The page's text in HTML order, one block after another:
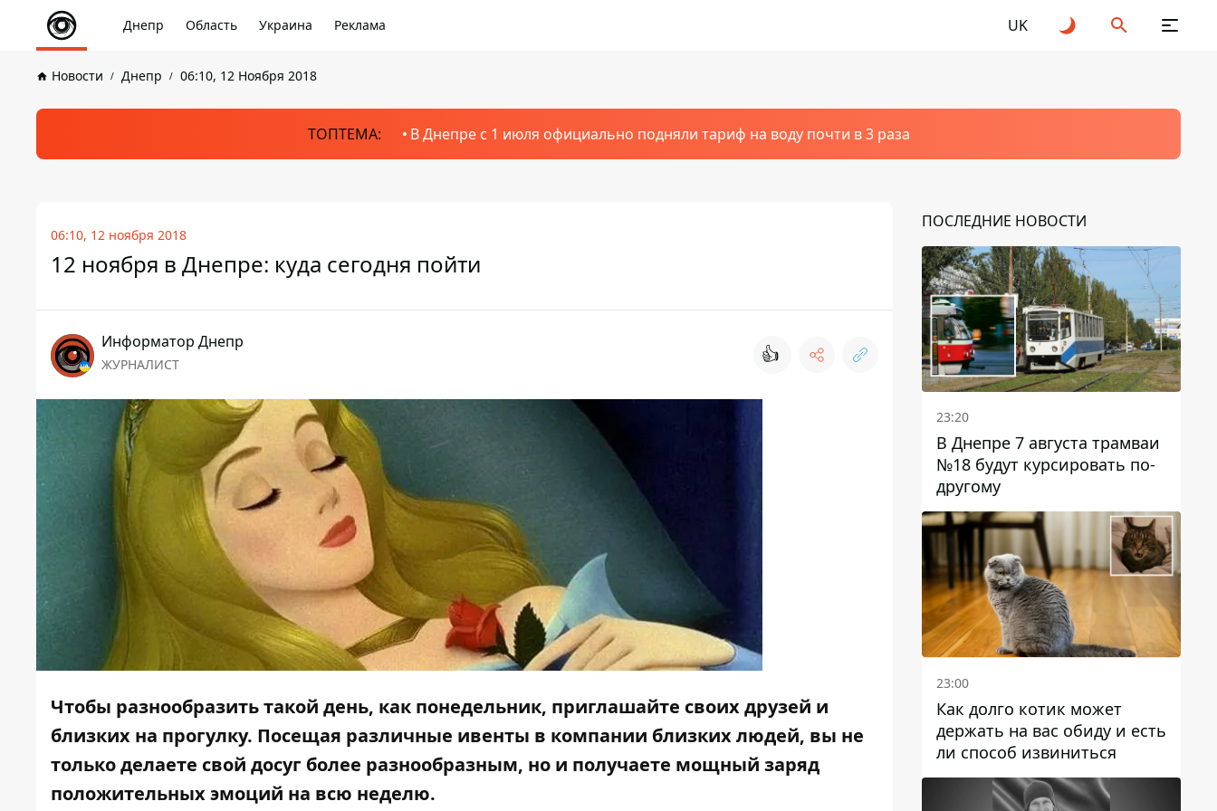
Днепр Область Украина Реклама UK
Новости Днепр 06:10, 12 Ноября 2018
ТОПТЕМА: В Днепре с 1 июля официально подняли тариф на воду почти в 3 раза
06:10, 12 ноября 2018
12 ноября в Днепре: куда сегодня пойти
Информатор Днепр
ЖУРНАЛИСТ 👍
Чтобы разнообразить такой день, как понедельник, приглашайте своих друзей и
близких на прогулку. Посещая различные ивенты в компании близких людей, вы не
только делаете свой досуг более разнообразным, но и получаете мощный заряд
положительных эмоций на всю неделю.
ПОСЛЕДНИЕ НОВОСТИ
23:20
В Днепре 7 августа трамваи
№18 будут курсировать по-
другому
23:00
Как долго котик может
держать на вас обиду и есть
ли способ извиниться